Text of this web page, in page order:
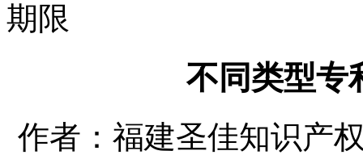
期限
不同类型专
作者：福建圣佳知识产